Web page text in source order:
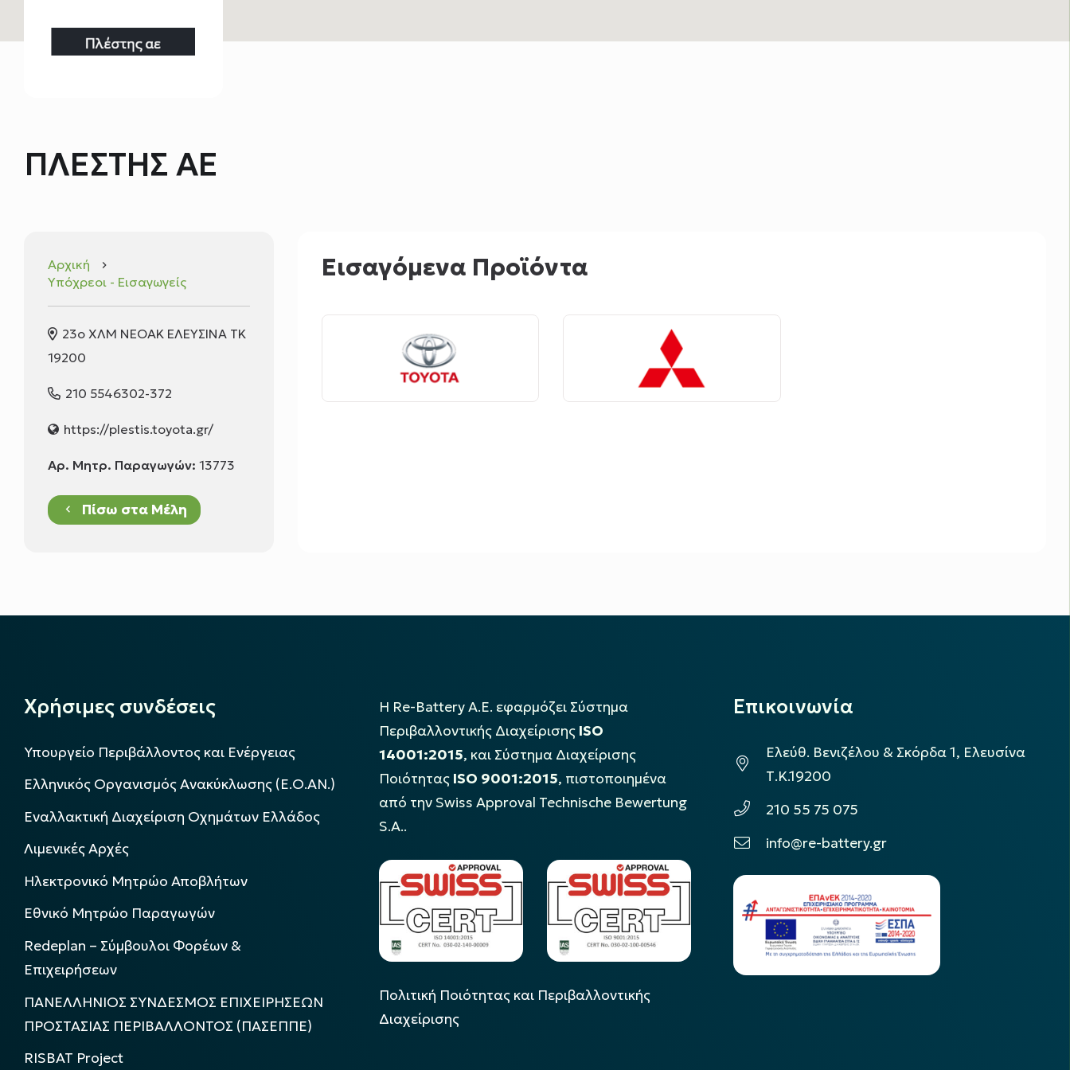
ΠΛΕΣΤΗΣ ΑΕ
Αρχική keyboard_arrow_right
Υπόχρεοι - Εισαγωγείς
23ο ΧΛΜ ΝΕΟΑΚ ΕΛΕΥΣΙΝΑ ΤΚ
19200
210 5546302-372
https://plestis.toyota.gr/
Αρ. Μητρ. Παραγωγών: 13773
keyboard_arrow_left Πίσω στα Μέλη
Εισαγόμενα Προϊόντα
Χρήσιμες συνδέσεις
Υπουργείο Περιβάλλοντος και Ενέργειας
Ελληνικός Οργανισμός Ανακύκλωσης (Ε.Ο.ΑΝ.)
Εναλλακτική Διαχείριση Οχημάτων Ελλάδος
Λιμενικές Αρχές
Ηλεκτρονικό Μητρώο Αποβλήτων
Εθνικό Μητρώο Παραγωγών
Redeplan – Σύμβουλοι Φορέων &
Επιχειρήσεων
ΠΑΝΕΛΛΗΝΙΟΣ ΣΥΝΔΕΣΜΟΣ ΕΠΙΧΕΙΡΗΣΕΩΝ
ΠΡΟΣΤΑΣΙΑΣ ΠΕΡΙΒΑΛΛΟΝΤΟΣ (ΠΑΣΕΠΠΕ)
RISBAT Project
Η Re-Battery Α.Ε. εφαρμόζει Σύστημα
Περιβαλλοντικής Διαχείρισης ISO
14001:2015, και Σύστημα Διαχείρισης
Ποιότητας ISO 9001:2015, πιστοποιημένα
από την Swiss Approval Technische Bewertung
S.A..
Πολιτική Ποιότητας και Περιβαλλοντικής
Διαχείρισης
Επικοινωνία
Ελεύθ. Βενιζέλου & Σκόρδα 1, Ελευσίνα
Τ.Κ.19200
210 55 75 075
info@re-battery.gr